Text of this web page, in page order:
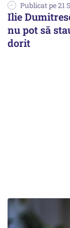
Publicat pe 21
Ilie
nu pot să
dorit